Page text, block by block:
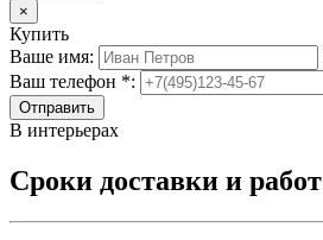
×
Купить
Ваше имя:
Ваш телефон *:
Отправить
В интерьерах
Сроки доставки и работ